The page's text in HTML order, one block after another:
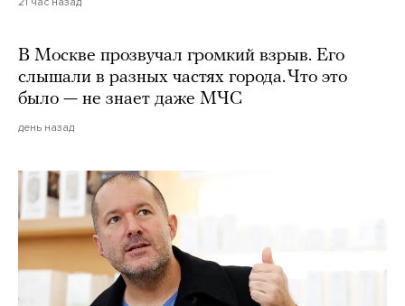
В Москве прозвучал громкий взрыв. Его
слышали в разных частях города. Что это
было — не знает даже МЧС
день назад